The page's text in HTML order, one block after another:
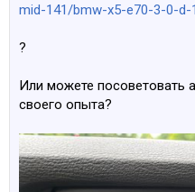
mid-141/bmw-x5-e70-3-0-d-
?
Или можете посоветовать
своего опыта?